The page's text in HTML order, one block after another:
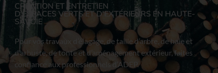
CRÉATION ET ENTRETIEN
D’ESPACES VERTS ET D'EXTÉRIEURS EN HAUTE-
SAVOIE
Pour vos travaux d’élagage, de taille d’arbre, de haie et
d’arbuste, de tonte et d’aménagement extérieur, faites
confiance aux professionnels d’ADEP.